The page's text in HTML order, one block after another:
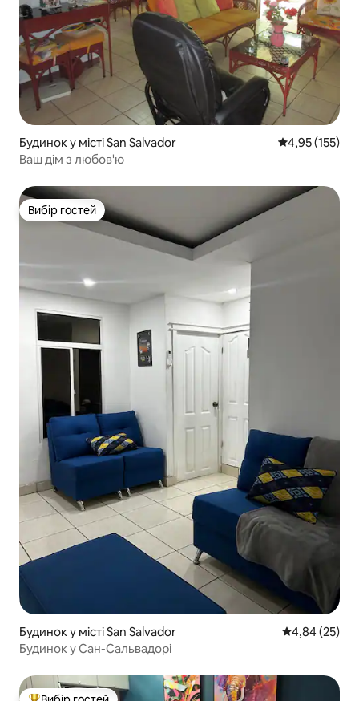
Будинок у місті San Salvador Середня
4,95 (155)
Ваш дім з любов'ю
Вибір гостей
Вибір гостей
Будинок у місті San Salvador Середня
4,84 (25)
Будинок у Сан-Сальвадорі